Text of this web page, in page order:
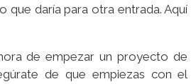
que daría para otra entrada. Aquí
de empezar un proyecto de
de que empiezas con el